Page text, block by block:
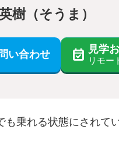
樹（そうま）
い合わせ 見学
リモー
乗れる状態にされてい